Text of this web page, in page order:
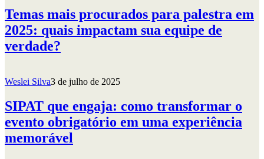
Temas mais procurados para palestra em
2025: quais impactam sua equipe de
verdade?
Weslei Silva3 de julho de 2025
SIPAT que engaja: como transformar o
evento obrigatório em uma experiência
memorável